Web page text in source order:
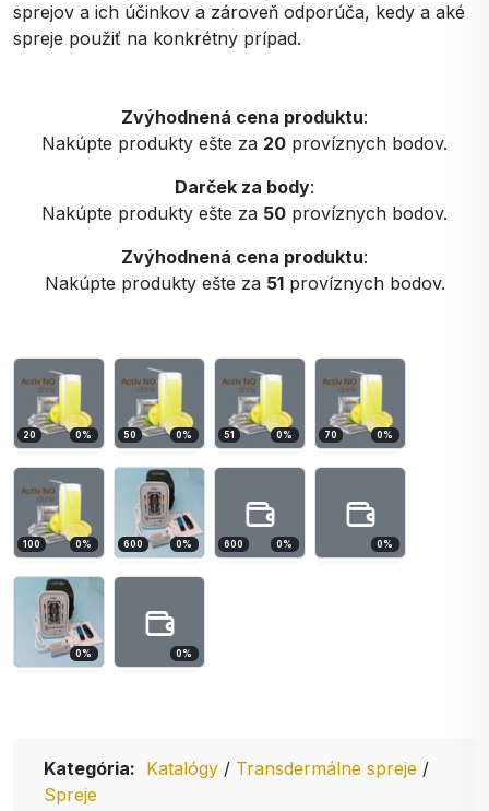
sprejov a ich účinkov a zároveň odporúča, kedy a aké
spreje použiť na konkrétny prípad.
Zvýhodnená cena produktu:
Nakúpte produkty ešte za 20 províznych bodov.
Darček za body:
Nakúpte produkty ešte za 50 províznych bodov.
Zvýhodnená cena produktu:
Nakúpte produkty ešte za 51províznych bodov.
20 0% 50 0% 51 0% 70 0%
100 0% 600 0% 600 0% 0%
0% 0%
Kategória: Katalógy / Transdermálne spreje /
Spreje